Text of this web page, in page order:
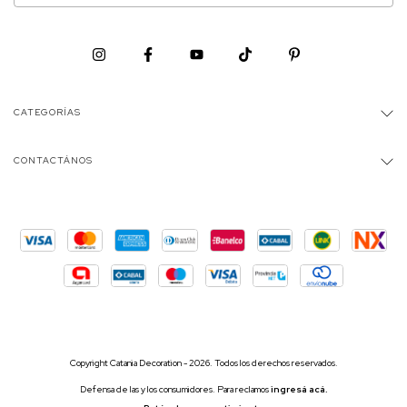
CATEGORÍAS
CONTACTÁNOS
Copyright Catania Decoration - 2026. Todos los derechos reservados.
Defensa de las y los consumidores. Para reclamosingresá acá.